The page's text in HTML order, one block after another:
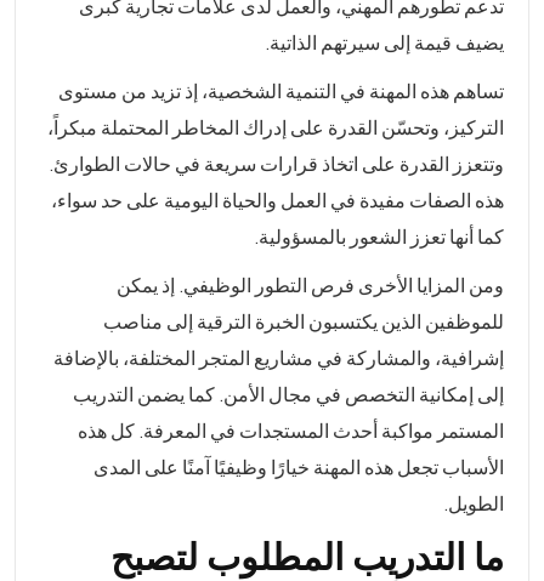
تدعم تطورهم المهني، والعمل لدى علامات تجارية كبرى
يضيف قيمة إلى سيرتهم الذاتية.
تساهم هذه المهنة في التنمية الشخصية، إذ تزيد من مستوى
التركيز، وتحسّن القدرة على إدراك المخاطر المحتملة مبكراً،
وتتعزز القدرة على اتخاذ قرارات سريعة في حالات الطوارئ.
هذه الصفات مفيدة في العمل والحياة اليومية على حد سواء،
كما أنها تعزز الشعور بالمسؤولية.
ومن المزايا الأخرى فرص التطور الوظيفي. إذ يمكن
للموظفين الذين يكتسبون الخبرة الترقية إلى مناصب
إشرافية، والمشاركة في مشاريع المتجر المختلفة، بالإضافة
إلى إمكانية التخصص في مجال الأمن. كما يضمن التدريب
المستمر مواكبة أحدث المستجدات في المعرفة. كل هذه
الأسباب تجعل هذه المهنة خيارًا وظيفيًا آمنًا على المدى
الطويل.
ما التدريب المطلوب لتصبح